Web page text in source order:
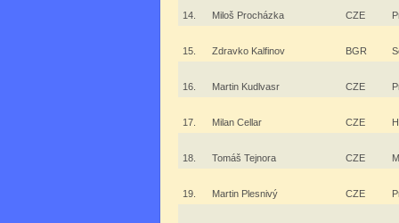
14. Miloš Procházka CZE
15. Zdravko Kalfinov BGR
16. Martin Kudlvasr CZE
17. Milan Cellar CZE
18. Tomáš Tejnora CZE
19. Martin Plesnivý CZE